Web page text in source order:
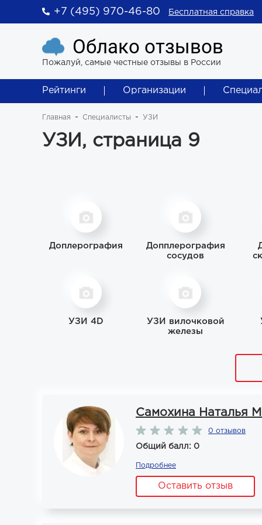
+7 (495) 970-46-80 Бесплатная справка
Облако отзывов
Пожалуй, самые честные отзывы в России
Рейтинги Организации
Главная Специалисты УЗИ
УЗИ, страница 9
Доплерография
Допплерография
сосудов
УЗИ 4D
УЗИ вилочковой
железы
Самохина Наталья
0 отзывов
Общий балл: 0
Подробнее
Оставить отзыв